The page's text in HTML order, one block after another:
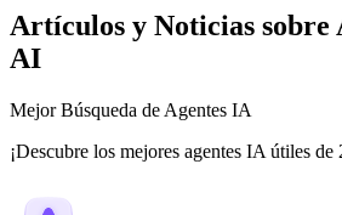
Artículos y Noticias sobre
AI
Mejor Búsqueda de Agentes IA
¡Descubre los mejores agentes IA útiles